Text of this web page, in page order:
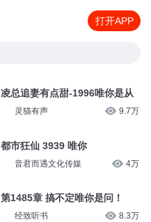
打开APP
凌总追妻有点甜-1996唯你是从
灵猫有声 9.7万
都市狂仙 3939 唯你
音君而遇文化传媒 4万
第1485章 搞不定唯你是问！
经致听书 8.3万